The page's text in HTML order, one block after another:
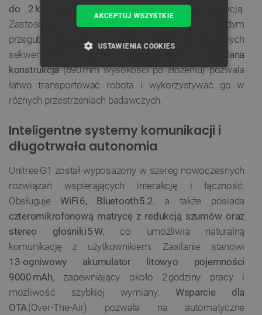
do 2 kg
, zachowując pełną kontrolę nad pozycją.
Zastosowanie podwójnych enkoderów w każdym
przegubie gwarantuje precyzję nawet przy złożonych
sekwencjach ruchu.
Kompaktowa, składana
konstrukcja(690 mm wysokości po złożeniu) pozwala
łatwo transportować robota i wykorzystywać go w
różnych przestrzeniach badawczych.
Inteligentne systemy komunikacji i
długotrwała autonomia
Unitree G1 został wyposażony w szereg nowoczesnych
rozwiązań wspierających interakcję i łączność.
ObsługujeWiFi 6, Bluetooth 5.2, a także posiada
czteromikrofonową matrycę z redukcją szumów oraz
stereo głośniki 5 W, co umożliwia naturalną
komunikację z użytkownikiem. Zasilanie stanowi
13‑ogniwowy akumulator litowy o pojemności
9000 mAh, zapewniający około 2 godziny pracy i
możliwość szybkiej wymiany. Wsparcie dla
OTA(Over‑The‑Air) pozwala na automatyczne
AKCEPTUJ WSZYSTKIE
USTAWIENIA COOKIES
NIEZBĘDNE WYDAJNOŚĆ
TARGETOWANIE
FUNKCJONALNOŚĆ
Niezbędne Wydajność Targetowanie
Funkcjonalność
Niezbędne pliki cookie umożliwiają korzystanie z
podstawowych funkcji strony internetowej, takich
Bez niezbędnych plików cookie nie można
prawidłowo korzystać ze strony internetowej.
Nazwa
Provider /
Domena
PrestaShop-[abcdef0123456789]{32}